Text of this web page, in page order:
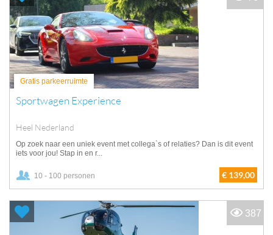
Gratis parkeerruimte
Sportwagen Experience
Heel Nederland
Op zoek naar een uniek event met collega`s of relaties? Dan is dit event
iets voor jou! Stap in en r...
10 - 100 personen € 139,00
387